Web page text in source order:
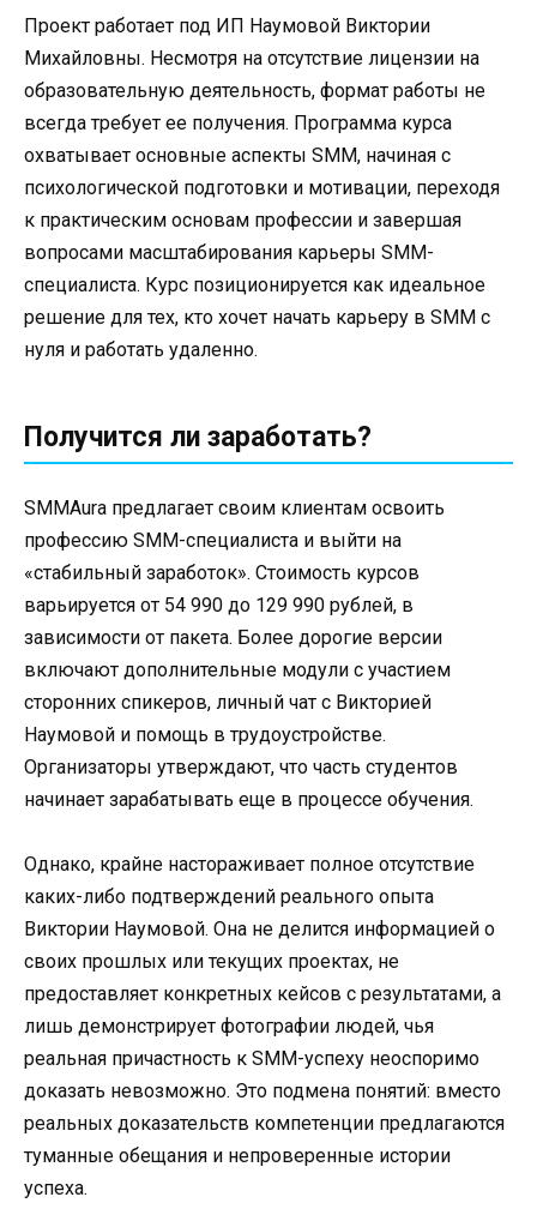
Проект работает под ИП Наумовой Виктории
Михайловны. Несмотря на отсутствие лицензии на
образовательную деятельность, формат работы не
всегда требует ее получения. Программа курса
охватывает основные аспекты SMM, начиная с
психологической подготовки и мотивации, переходя
к практическим основам профессии и завершая
вопросами масштабирования карьеры SMM-
специалиста. Курс позиционируется как идеальное
решение для тех, кто хочет начать карьеру в SMM с
нуля и работать удаленно.
Получится ли заработать?
SMMAura предлагает своим клиентам освоить
профессию SMM-специалиста и выйти на
«стабильный заработок». Стоимость курсов
варьируется от 54 990 до 129 990 рублей, в
зависимости от пакета. Более дорогие версии
включают дополнительные модули с участием
сторонних спикеров, личный чат с Викторией
Наумовой и помощь в трудоустройстве.
Организаторы утверждают, что часть студентов
начинает зарабатывать еще в процессе обучения.
Однако, крайне настораживает полное отсутствие
каких-либо подтверждений реального опыта
Виктории Наумовой. Она не делится информацией о
своих прошлых или текущих проектах, не
предоставляет конкретных кейсов с результатами, а
лишь демонстрирует фотографии людей, чья
реальная причастность к SMM-успеху неоспоримо
доказать невозможно. Это подмена понятий: вместо
реальных доказательств компетенции предлагаются
туманные обещания и непроверенные истории
успеха.